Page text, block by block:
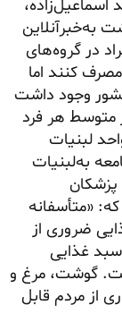
احمد اسماعیل‌زاده،
به‌خبرآنلاین
در گروه‌های
کنند اما
وجود داشت
متوسط هر فرد
لبنیات
نیاز جامعه به‌لبنیات
«متأسفانه
ضروری از
غذایی
گوشت، مرغ و
از مردم قابل